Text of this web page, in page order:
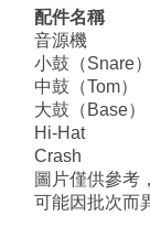
配件名稱
音源機
小鼓（Snare）
中鼓（Tom）
大鼓（Base）
Hi-Hat
Crash
圖片僅供參考
可能因批次而